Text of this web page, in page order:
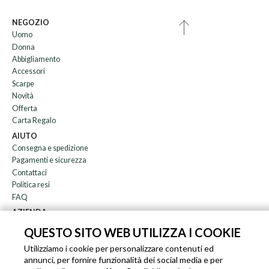
QUESTO SITO WEB UTILIZZA I COOKIE
Utilizziamo i cookie per personalizzare contenuti ed
annunci, per fornire funzionalità dei social media e per
NEGOZIO
Uomo
Donna
Abbigliamento
Accessori
Scarpe
Novità
Offerta
Carta Regalo
AIUTO
Consegna e spedizione
Pagamenti e sicurezza
Contattaci
Politica resi
FAQ
AZIENDA
Chi siamo
Blog
Affiliazione